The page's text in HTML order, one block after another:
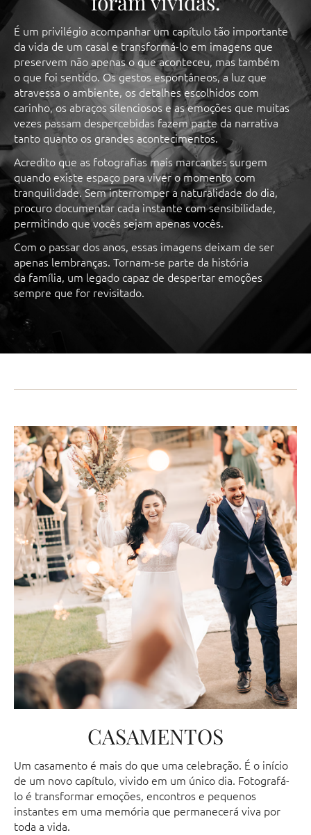
É um privilégio acompanhar um capítulo tão importante
da vida de um casal e transformá-lo em imagens que
preservem não apenas o que aconteceu, mas também
o que foi sentido. Os gestos espontâneos, a luz que
atravessa o ambiente, os detalhes escolhidos com
carinho, os abraços silenciosos e as emoções que muitas
vezes passam despercebidas fazem parte da narrativa
tanto quanto os grandes acontecimentos.
Acredito que as fotografias mais marcantes surgem
quando existe espaço para viver o momento com
tranquilidade. Sem interromper a naturalidade do dia,
procuro documentar cada instante com sensibilidade,
permitindo que vocês sejam apenas vocês.
Com o passar dos anos, essas imagens deixam de ser
apenas lembranças. Tornam-se parte da história
da família, um legado capaz de despertar emoções
sempre que for revisitado.
CASAMENTOS
Um casamento é mais do que uma celebração. É o início
de um novo capítulo, vivido em um único dia. Fotografá-
lo é transformar emoções, encontros e pequenos
instantes em uma memória que permanecerá viva por
toda a vida.